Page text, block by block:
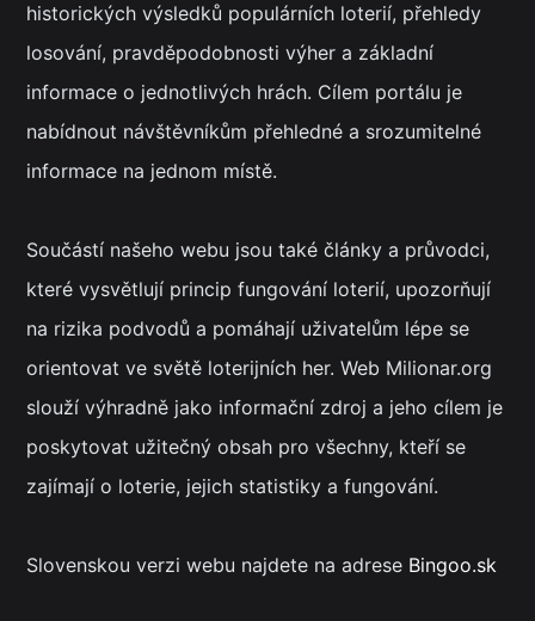
historických výsledků populárních loterií, přehledy
losování, pravděpodobnosti výher a základní
informace o jednotlivých hrách. Cílem portálu je
nabídnout návštěvníkům přehledné a srozumitelné
informace na jednom místě.
Součástí našeho webu jsou také články a průvodci,
které vysvětlují princip fungování loterií, upozorňují
na rizika podvodů a pomáhají uživatelům lépe se
orientovat ve světě loterijních her. Web Milionar.org
slouží výhradně jako informační zdroj a jeho cílem je
poskytovat užitečný obsah pro všechny, kteří se
zajímají o loterie, jejich statistiky a fungování.
Slovenskou verzi webu najdete na adrese Bingoo.sk